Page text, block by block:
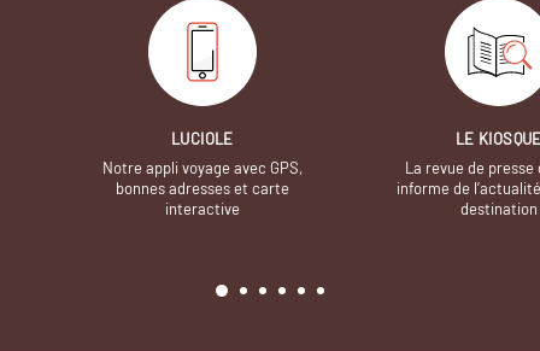
LUCIOLE
Notre appli voyage avec GPS,
bonnes adresses et carte
interactive
LE
La revue de presse
informe de
destination